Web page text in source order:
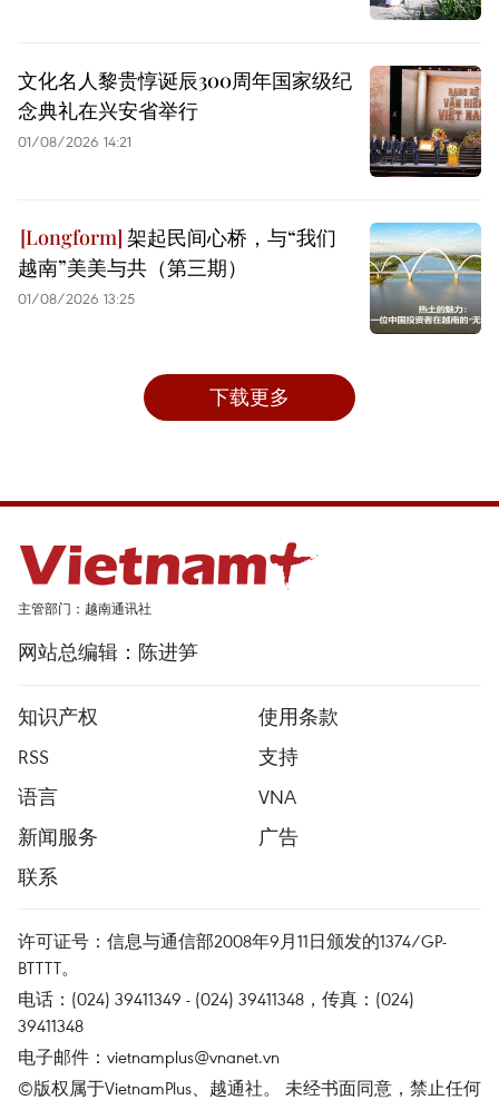
文化名人黎贵惇诞辰300周年国家级纪
念典礼在兴安省举行
01/08/2026 14:21
架起民间心桥，与“我们
越南”美美与共（第三期）
01/08/2026 13:25
下载更多
主管部门：越南通讯社
网站总编辑：陈进笋
知识产权
使用条款
RSS
支持
语言
VNA
新闻服务
广告
联系
许可证号：信息与通信部2008年9月11日颁发的1374/GP-
BTTTT。
电话：(024) 39411349 - (024) 39411348，传真：(024)
39411348
电子邮件： vietnamplus@vnanet.vn
©版权属于VietnamPlus、越通社。 未经书面同意，禁止任何